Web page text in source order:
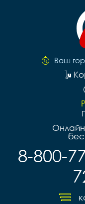
Ваш
8-800-